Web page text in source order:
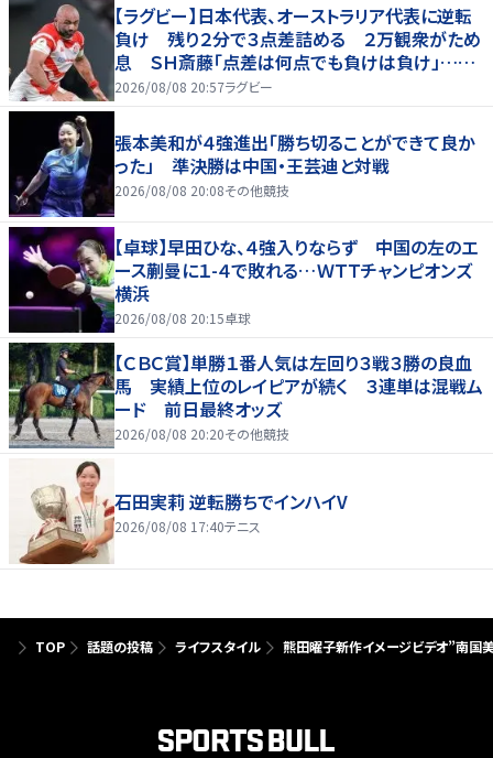
【ラグビー】日本代表、オーストラリア代表に逆転
負け 残り２分で３点差詰める ２万観衆がため
息 ＳＨ斎藤「点差は何点でも負けは負け」…前
半にＳＯ伊藤龍が先制トライ、３２ー３５で惜敗
2026/08/08 20:57ラグビー
張本美和が４強進出「勝ち切ることができて良か
った」 準決勝は中国・王芸迪と対戦
2026/08/08 20:08その他競技
【卓球】早田ひな、４強入りならず 中国の左のエ
ース蒯曼に１-４で敗れる…ＷＴＴチャンピオンズ
横浜
2026/08/08 20:15卓球
【ＣＢＣ賞】単勝１番人気は左回り３戦３勝の良血
馬 実績上位のレイピアが続く ３連単は混戦ム
ード 前日最終オッズ
2026/08/08 20:20その他競技
石田実莉 逆転勝ちでインハイV
2026/08/08 17:40テニス
TOP 話題の投稿 ライフスタイル 熊田曜子新作イメージビデオ”南国